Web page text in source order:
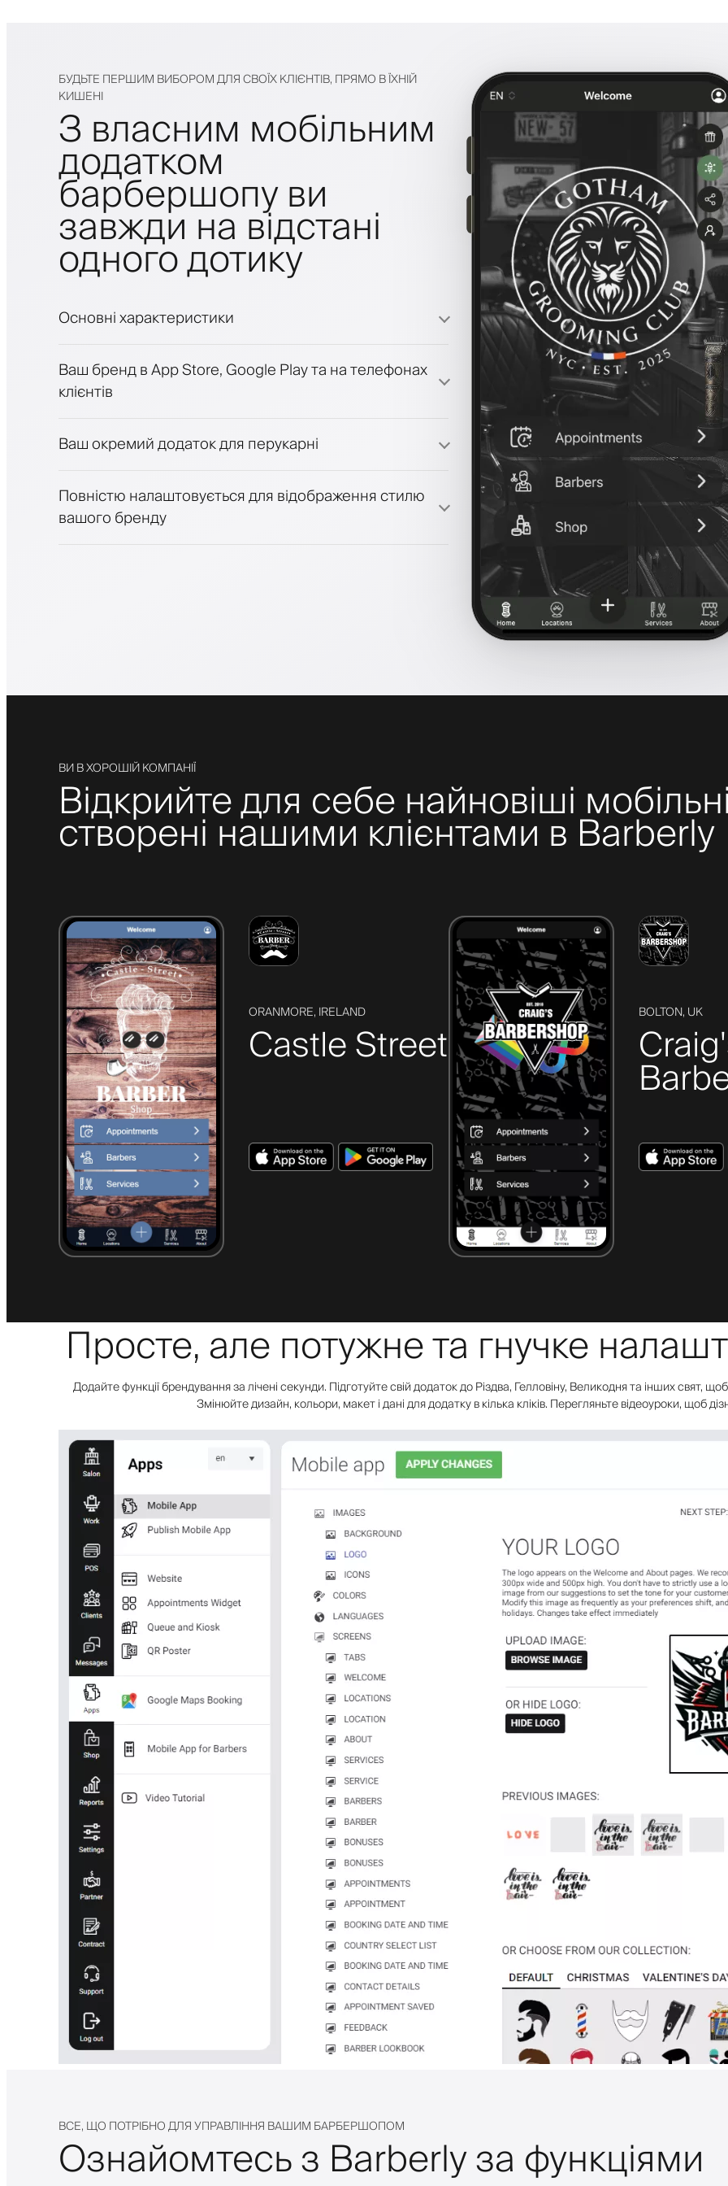
БУДЬТЕ ПЕРШИМ ВИБОРОМ ДЛЯ СВОЇХ КЛІЄНТІВ, ПРЯМО В ЇХНІЙ
КИШЕНІ
З власним мобільним
додатком
барбершопу ви
завжди на відстані
одного дотику
Основні характеристики
Платежі, застава
Продавати косметику
Ваш бренд в App Store, Google Play та на телефонах
клієнтів
Ваш окремий додаток для перукарні
Повністю налаштовується для відображення стилю
вашого бренду
ВИ В ХОРОШІЙ КОМПАНІЇ
Відкрийте для себе найновіші
створені нашими клієнтами в Barberly
ORANMORE, IRELAND
Castle Street
BOLTON, UK
Просте, але потужне та гнучке
Додайте функції брендування за лічені секунди. Підготуйте свій додаток до Різдва, Гелловіну, Великодня та інших свят,
Змінюйте дизайн, кольори, макет і дані для додатку в кілька кліків. Перегляньте відеоуроки, щоб
ВСЕ, ЩО ПОТРІБНО ДЛЯ УПРАВЛІННЯ ВАШИМ БАРБЕРШОПОМ
Ознайомтесь з Barberly за функціями